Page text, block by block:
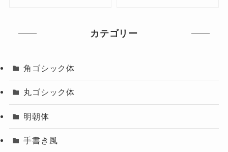
カテゴリー
角ゴシック体
丸ゴシック体
明朝体
手書き風